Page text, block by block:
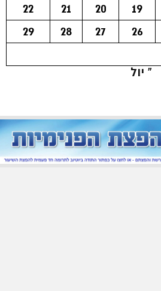
19
20
21
22
26
27
28
29
« יול